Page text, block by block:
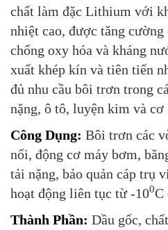
chất làm đặc Lithium với
nhiệt cao, được tăng
chống oxy hóa và kháng
xuất khép kín và tiên tiến
đủ nhu cầu bôi trơn trong
nặng, ô tô, luyện kim và cơ
Công Dụng: Bôi trơn các
nối, động cơ máy bơm,
tải nặng, bảo quản cáp trụ
hoạt động liên tục từ -100C
Thành Phần: Dầu gốc,